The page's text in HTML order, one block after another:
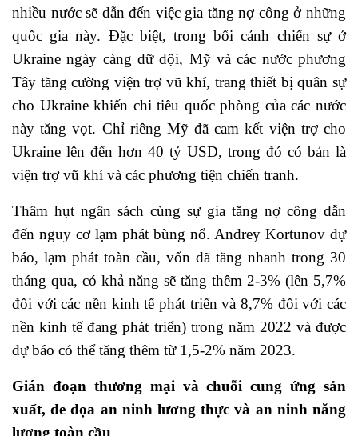
nhiều nước sẽ dẫn đến việc gia tăng nợ công ở những
quốc gia này. Đặc biệt, trong bối cảnh chiến sự ở
Ukraine ngày càng dữ dội, Mỹ và các nước phương
Tây tăng cường viện trợ vũ khí, trang thiết bị quân sự
cho Ukraine khiến chi tiêu quốc phòng của các nước
này tăng vọt. Chỉ riêng Mỹ đã cam kết viện trợ cho
Ukraine lên đến hơn 40 tỷ USD, trong đó có bản là
viện trợ vũ khí và các phương tiện chiến tranh.
Thâm hụt ngân sách cùng sự gia tăng nợ công dẫn
đến nguy cơ lạm phát bùng nổ. Andrey Kortunov dự
báo, lạm phát toàn cầu, vốn đã tăng nhanh trong 30
tháng qua, có khả năng sẽ tăng thêm 2-3% (lên 5,7%
đối với các nền kinh tế phát triển và 8,7% đối với các
nền kinh tế đang phát triển) trong năm 2022 và được
dự báo có thể tăng thêm từ 1,5-2% năm 2023.
Gián đoạn thương mại và chuỗi cung ứng sản
xuất, đe dọa an ninh lương thực và an ninh năng
lượng toàn cầu